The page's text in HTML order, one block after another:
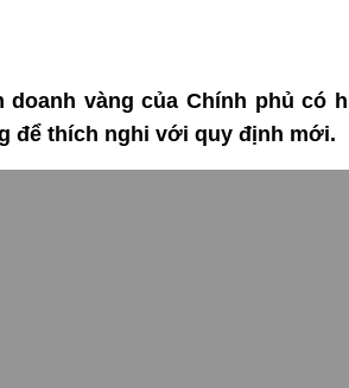
vàng của Chính phủ có
để thích nghi với quy định mới.